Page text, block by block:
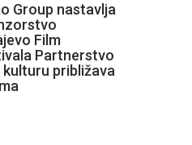
Group nastavlja
Film
Partnerstvo
kulturu približava